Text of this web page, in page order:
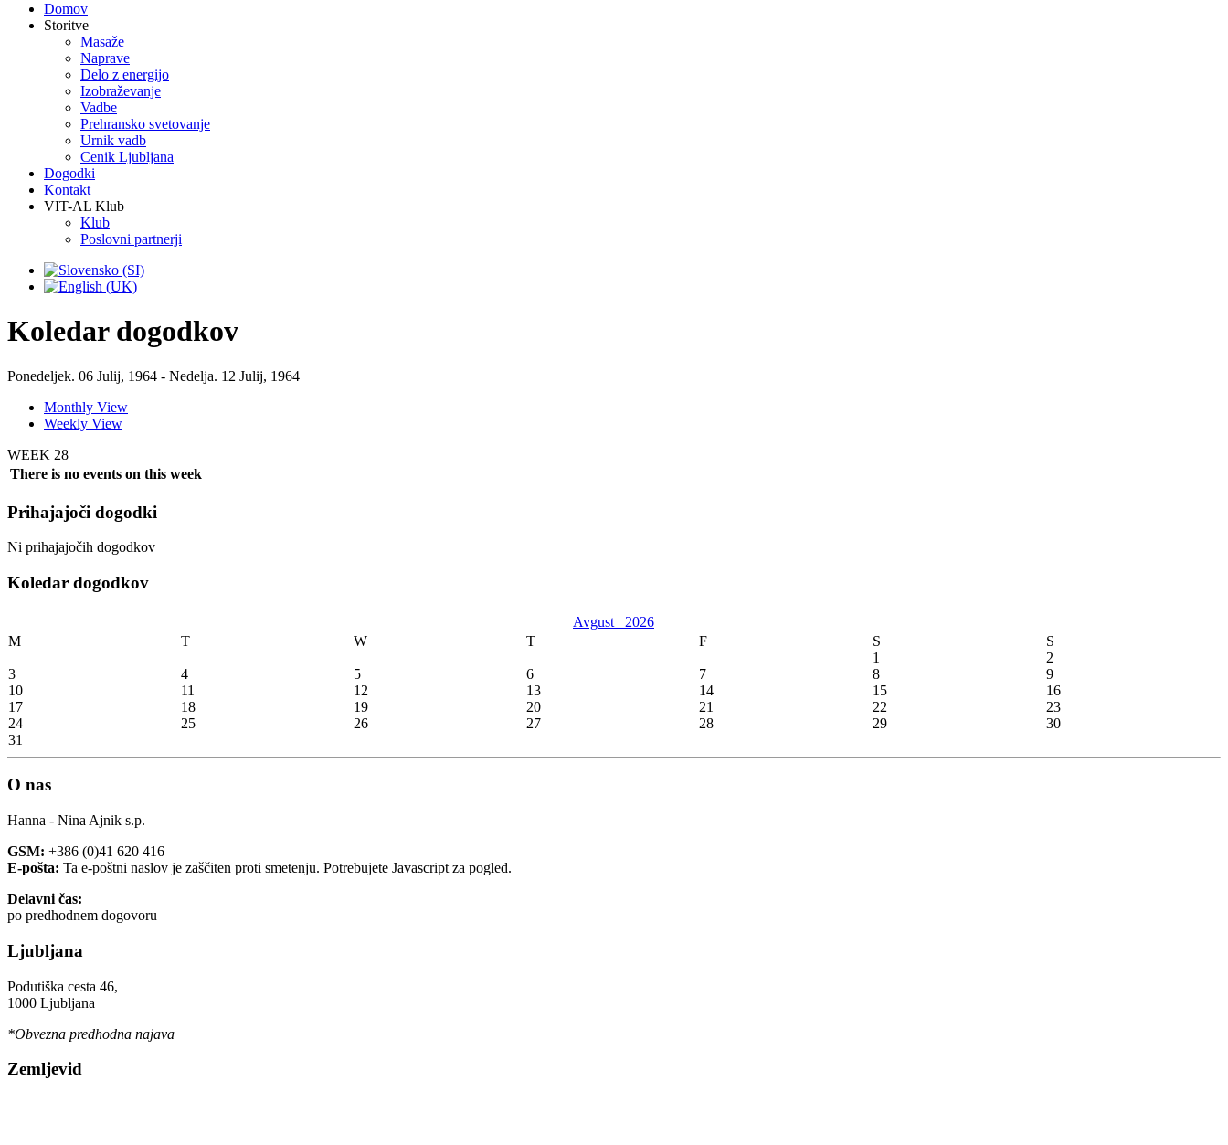
Domov
Storitve
Masaže
Naprave
Delo z energijo
Izobraževanje
Vadbe
Prehransko svetovanje
Urnik vadb
Cenik Ljubljana
Dogodki
Kontakt
VIT-AL Klub
Klub
Poslovni partnerji
Koledar dogodkov
Ponedeljek. 06 Julij, 1964 - Nedelja. 12 Julij, 1964
Monthly View
Weekly View
WEEK 28
There is no events on this week
Prihajajoči dogodki
Ni prihajajočih dogodkov
Koledar dogodkov
Avgust 2026
M
T W T F S
S
1
2
3
4 5 6 7 8
9
10
11 12 13 14 15
16
17
18 19 20 21 22
23
24
25 26 27 28 29
30
31
O nas
Hanna - Nina Ajnik s.p.
GSM: +386 (0)41 620 416
E-pošta: Ta e-poštni naslov je zaščiten proti smetenju. Potrebujete Javascript za pogled.
Delavni čas:
po predhodnem dogovoru
Ljubljana
Podutiška cesta 46,
1000 Ljubljana
*Obvezna predhodna najava
Zemljevid